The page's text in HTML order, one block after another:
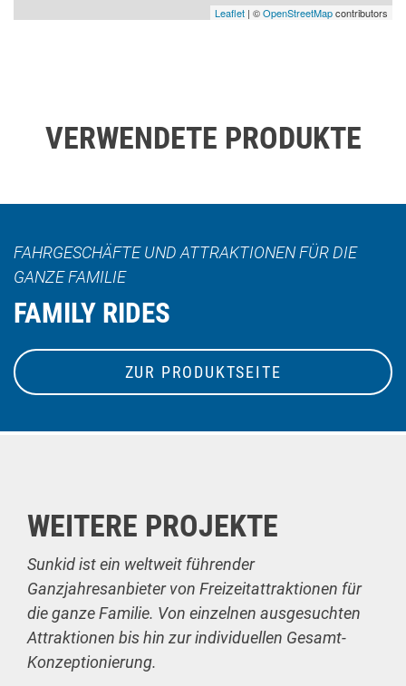
Leaflet | ©OpenStreetMapcontributors
VERWENDETE PRODUKTE
FAHRGESCHÄFTE UND ATTRAKTIONEN FÜR DIE
GANZE FAMILIE
FAMILY RIDES
ZUR PRODUKTSEITE
WEITERE PROJEKTE
Sunkid ist ein weltweit führender
Ganzjahresanbieter von Freizeitattraktionen für
die ganze Familie. Von einzelnen ausgesuchten
Attraktionen bis hin zur individuellen Gesamt-
Konzeptionierung.